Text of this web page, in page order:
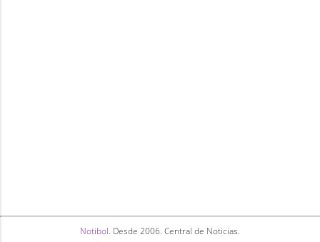
Notibol. Desde 2006. Central de Noticias.